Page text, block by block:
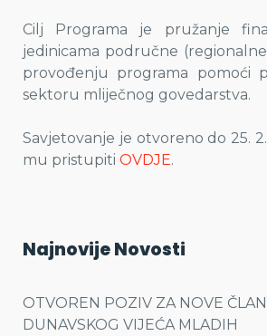
Cilj Programa je pružanje
jedinicama područne
provođenju programa pomoći
sektoru mliječnog govedarstva.
Savjetovanje je otvoreno do 25.
mu pristupiti OVDJE.
Najnovije Novosti
OTVOREN POZIV ZA NOVE
DUNAVSKOG VIJEĆA MLADIH